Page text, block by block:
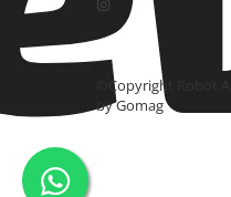
©Copyright Robot
by Gomag